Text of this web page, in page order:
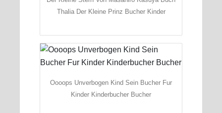
Thalia Der Kleine Prinz Bucher Kinder
Oooops Unverbogen Kind Sein Bucher Fur
Kinder Kinderbucher Bucher